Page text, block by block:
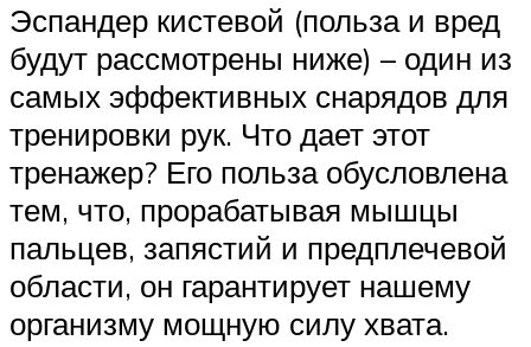
Эспандер кистевой (польза и вред
будут рассмотрены ниже) – один из
самых эффективных снарядов для
тренировки рук. Что дает этот
тренажер? Его польза обусловлена
тем, что, прорабатывая мышцы
пальцев, запястий и предплечевой
области, он гарантирует нашему
организму мощную силу хвата.